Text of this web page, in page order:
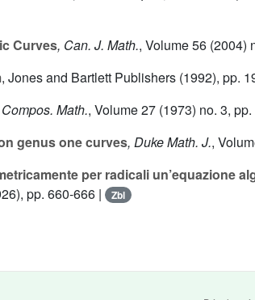
Curves, Can. J. Math., Volume 56 (2004)
, Jones and Bartlett Publishers (1992), pp.
Math., Volume 27 (1973) no. 3,
genus one curves, Duke Math. J.,
per radicali un’equazione
pp. 660-666 | Zbl